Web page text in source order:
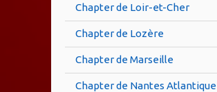
Chapter de Loir-et-Cher
Chapter de Lozère
Chapter de Marseille
Chapter de Nantes Atlantique